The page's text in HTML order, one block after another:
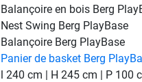
Balançoire en bois Berg
Nest Swing Berg PlayBase
Balançoire Berg PlayBase
Panier de basket Berg
l 240 cm | H 245 cm | P 100